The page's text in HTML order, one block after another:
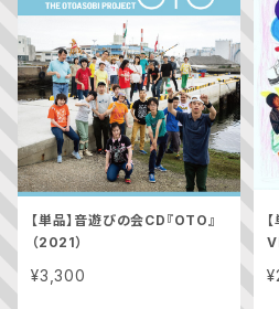
【単品】音遊びの会CD『OTO』
（2021）
¥3,300